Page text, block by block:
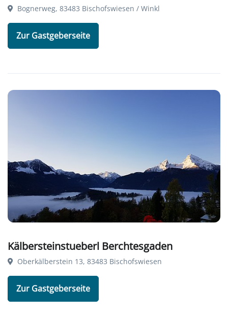
Bognerweg, 83483 Bischofswiesen / Winkl
Zur Gastgeberseite
Kälbersteinstueberl Berchtesgaden
Oberkälberstein 13, 83483 Bischofswiesen
Zur Gastgeberseite